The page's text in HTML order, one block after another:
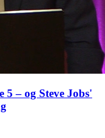
5 – og Steve Jobs'